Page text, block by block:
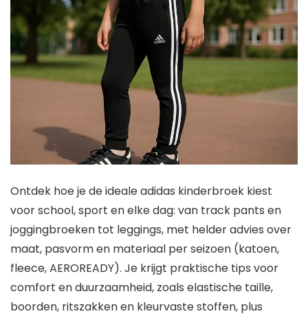
Ontdek hoe je de ideale adidas kinderbroek kiest
voor school, sport en elke dag: van track pants en
joggingbroeken tot leggings, met helder advies over
maat, pasvorm en materiaal per seizoen (katoen,
fleece, AEROREADY). Je krijgt praktische tips voor
comfort en duurzaamheid, zoals elastische taille,
boorden, ritszakken en kleurvaste stoffen, plus